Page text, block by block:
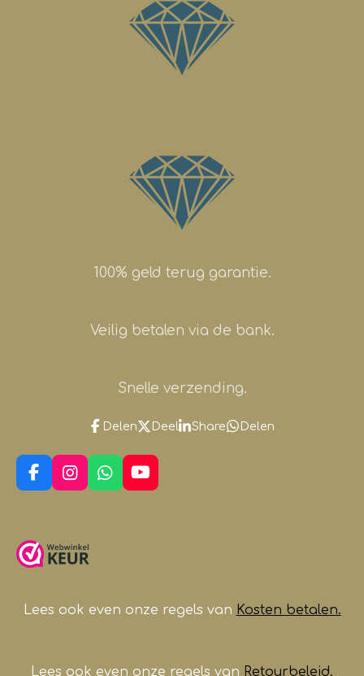
100% geld terug garantie.
Veilig betalen via de bank.
Snelle verzending.
Delen Deel Share Delen
F
a
b
o
I
n
a
g
m
W
h
Y
o
Lees ook even onze regels van Kosten betalen.
Lees ook even onze regels van Retourbeleid.